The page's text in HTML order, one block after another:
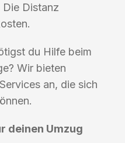
Die Distanz
du Hilfe beim
Wir bieten
an, die sich
deinen Umzug